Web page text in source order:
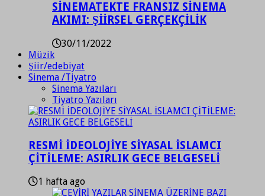
SİNEMATEKTE FRANSIZ SİNEMA
AKIMI: ŞİİRSEL GERÇEKÇİLİK
30/11/2022
Müzik
Şiir/edebiyat
Sinema /Tiyatro
Sinema Yazıları
Tiyatro Yazıları
RESMİ İDEOLOJİYE SİYASAL İSLAMCI
ÇİTİLEME: ASIRLIK GECE BELGESELİ
1 hafta ago